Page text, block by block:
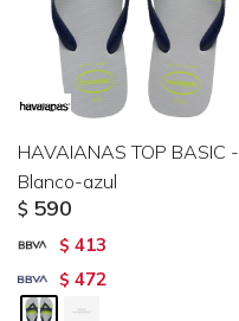
HAVAIANAS TOP BASIC -
Blanco-azul
$ 590
$ 413
$ 472